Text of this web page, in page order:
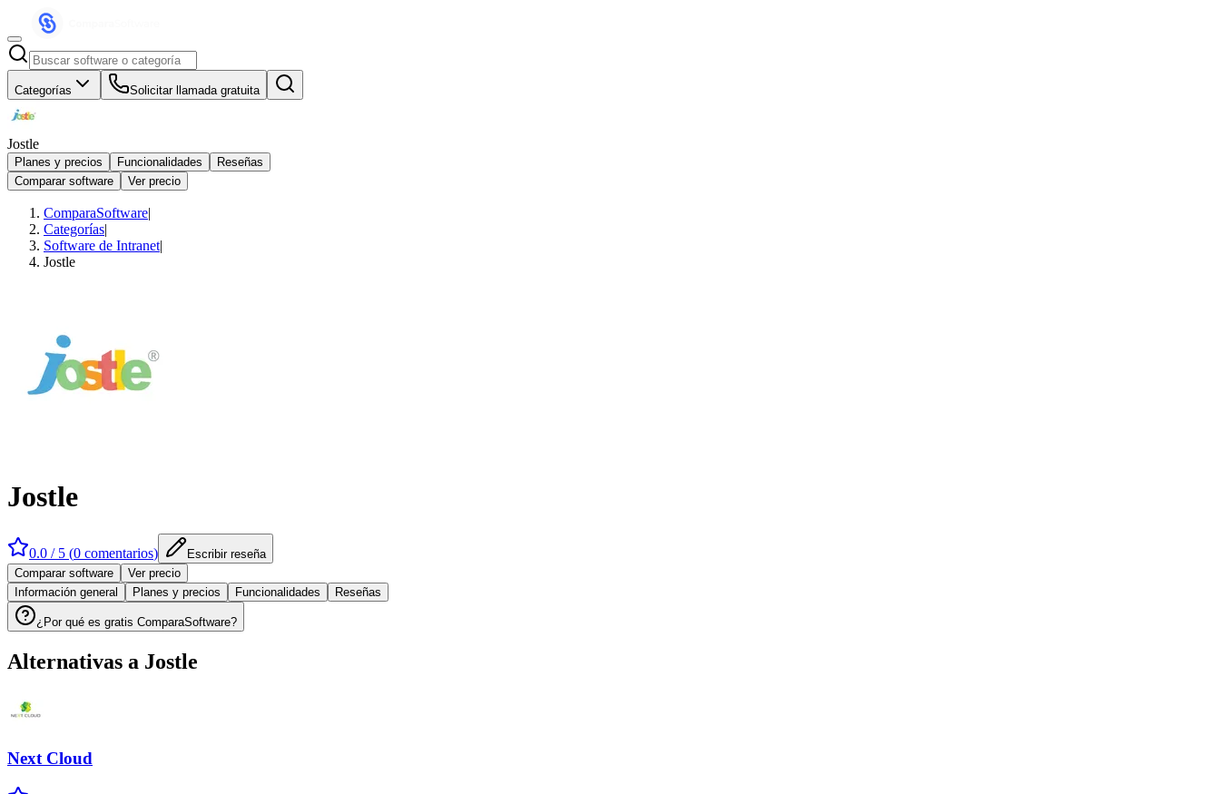
Categorías Solicitar llamada gratuita
Jostle
Planes y precios Funcionalidades
Reseñas
Comparar software
Ver precio
ComparaSoftware|
Categorías|
Software de Intranet|
Jostle
Jostle
0.0 / 5 (0 comentarios)
Escribir reseña
Comparar software
Ver precio
Información general
Planes y precios Funcionalidades Reseñas
¿Por qué es gratis ComparaSoftware?
Alternativas a Jostle
Next Cloud